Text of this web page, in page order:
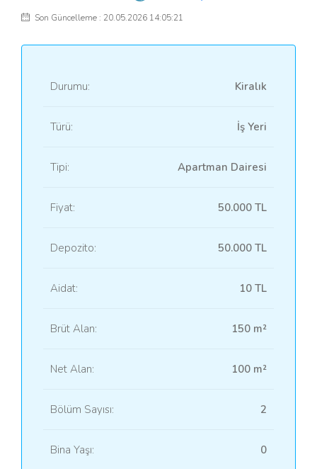
Son Güncelleme : 20.05.2026 14:05:21
Durumu: Kiralık
Türü: İş Yeri
Tipi: Apartman Dairesi
Fiyat: 50.000 TL
Depozito: 50.000 TL
Aidat: 10 TL
Brüt Alan: 150 m²
Net Alan: 100 m²
Bölüm Sayısı: 2
Bina Yaşı: 0